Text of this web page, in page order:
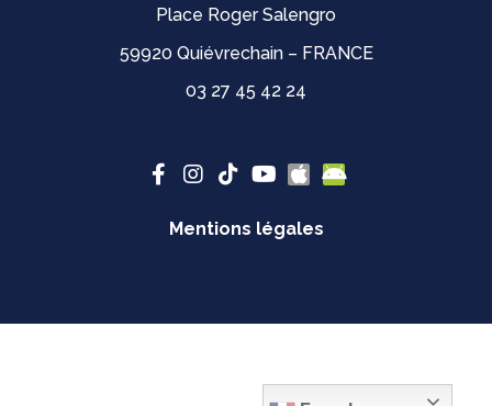
Place Roger Salengro
59920 Quiévrechain – FRANCE
03 27 45 42 24
Mentions légales